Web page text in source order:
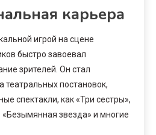
карьера
игрой на сцене
быстро завоевал
зрителей. Он стал
театральных постановок,
спектакли, как «Три сестры»,
звезда» и многие